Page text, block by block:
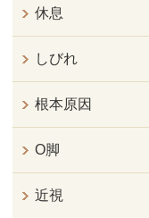
休息
しびれ
根本原因
O脚
近視